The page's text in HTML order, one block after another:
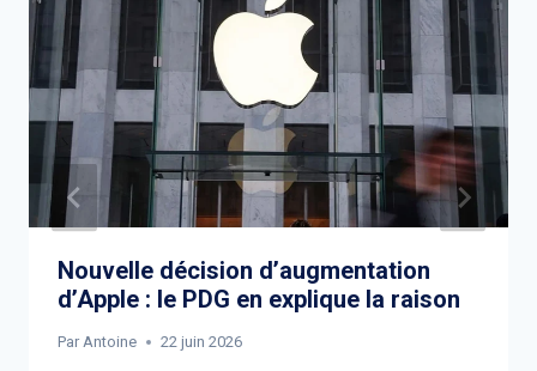
Nouvelle décision d’augmentation
d’Apple : le PDG en explique la raison
Par Antoine 22 juin 2026